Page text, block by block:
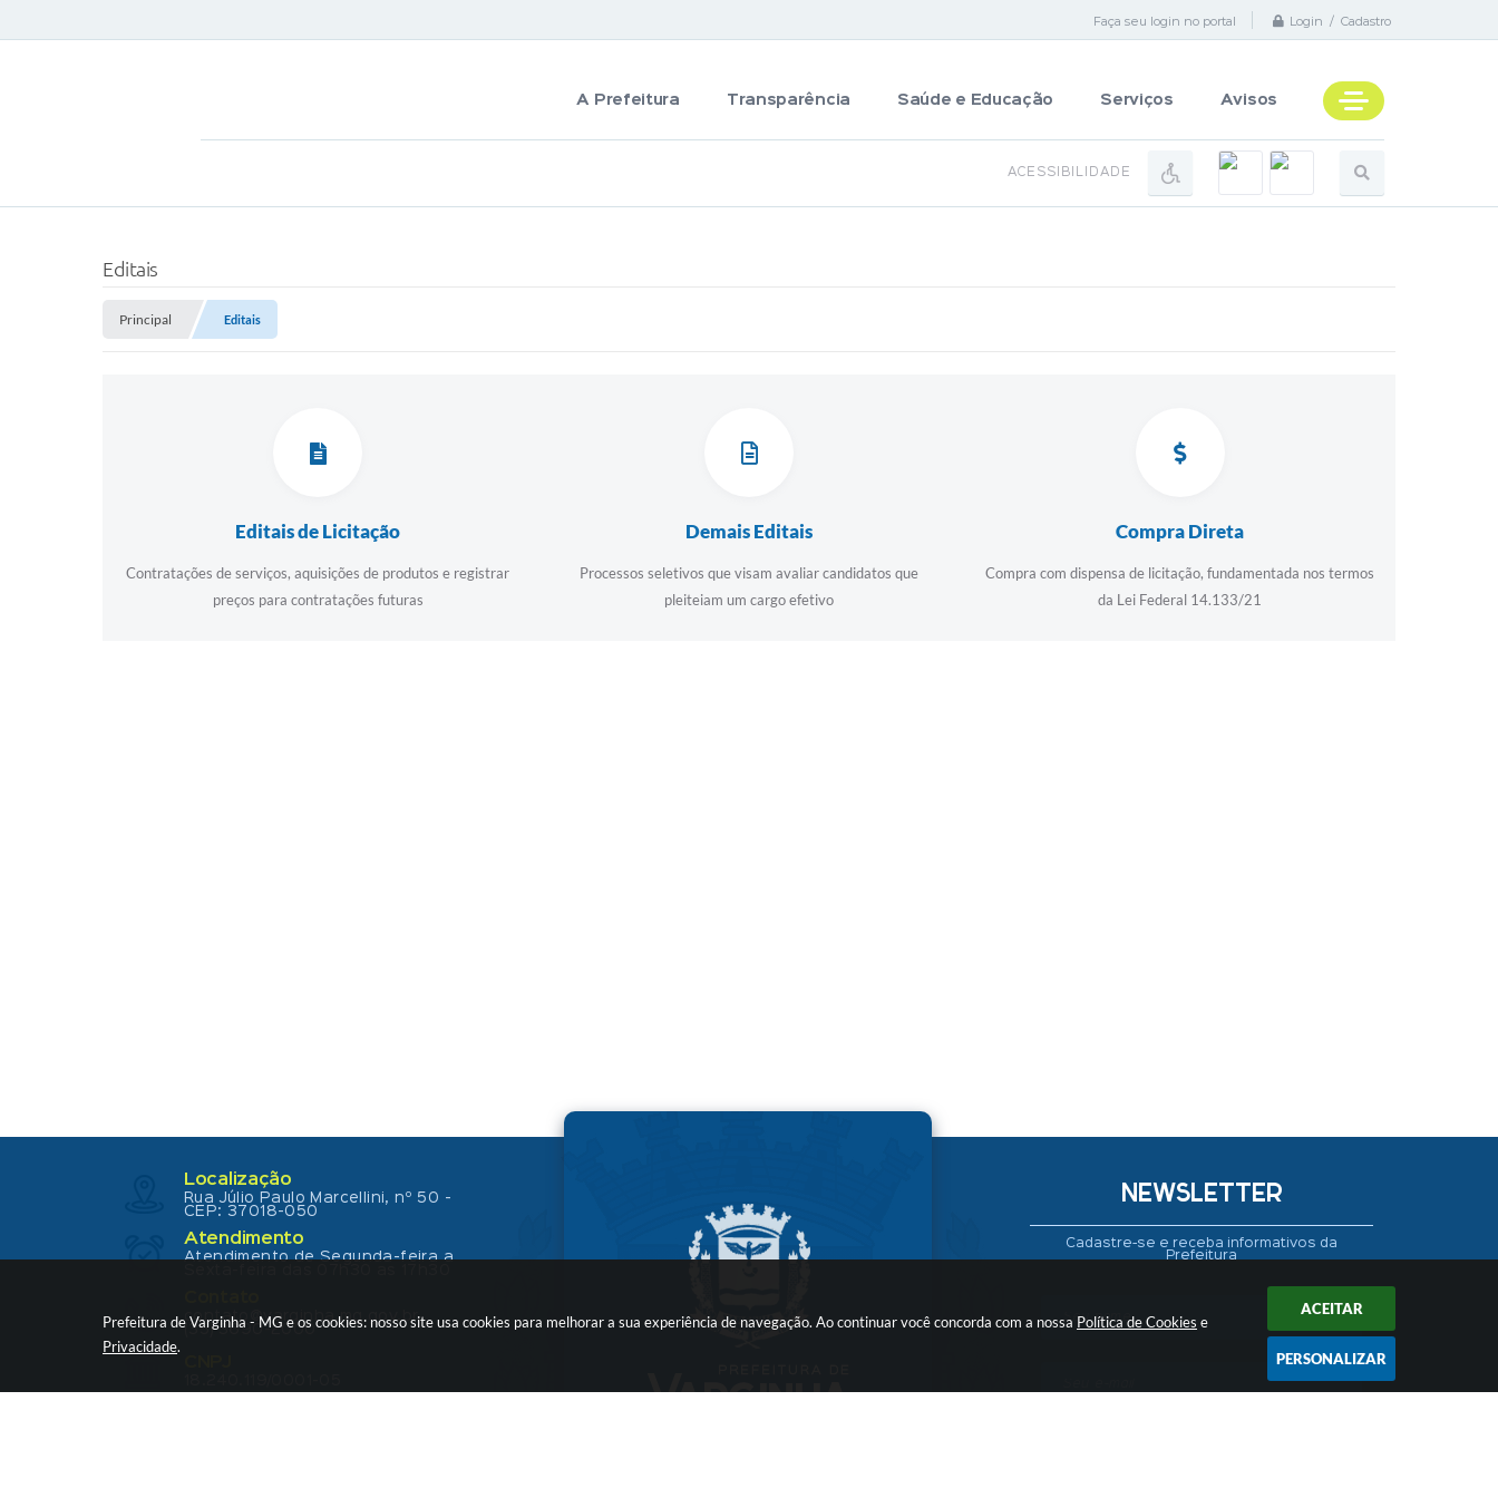
Prefeitura de Varginha - MG e os cookies: nosso site usa cookies para melhorar a sua experiência de navegação. Ao continuar você concorda com a nossa Política de Cookies e
Privacidade.
ACEITAR
PERSONALIZAR
Faça seu login no portal Login / Cadastro
A Prefeitura Transparência Saúde e Educação Serviços Avisos
ACESSIBILIDADE
Editais
Principal Editais
Editais de Licitação
Contratações de serviços, aquisições de produtos e registrar
preços para contratações futuras
Demais Editais
Processos seletivos que visam avaliar candidatos que
pleiteiam um cargo efetivo
Compra Direta
Compra com dispensa de licitação, fundamentada nos termos
da Lei Federal 14.133/21
Localização
Rua Júlio Paulo Marcellini, nº 50 -
CEP: 37018-050
Atendimento
Atendimento de Segunda-feira a
contato@varginha.mg.gov.br
(35) 3690-2000
NEWSLETTER
Cadastre-se e receba informativos da
Prefeitura